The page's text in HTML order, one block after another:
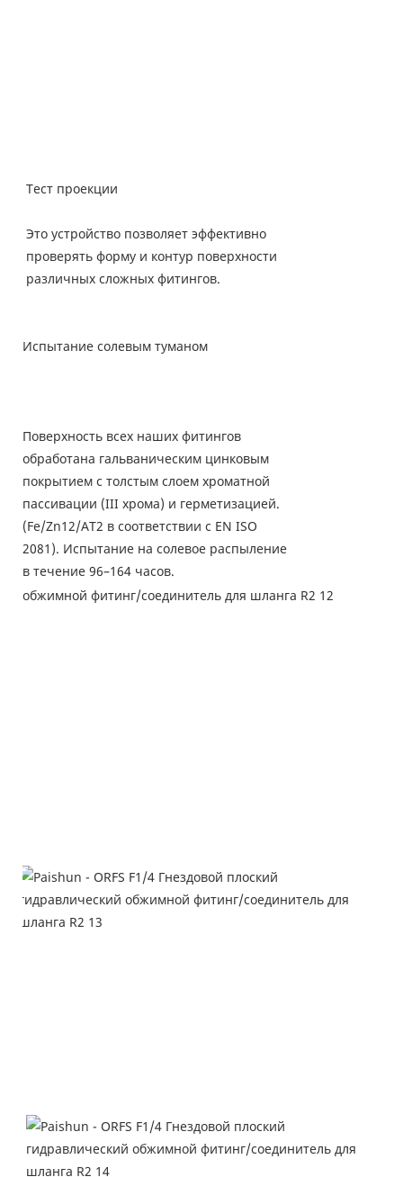
Тест проекции
Это устройство позволяет эффективно
проверять форму и контур поверхности
различных сложных фитингов.
Испытание солевым туманом
Поверхность всех наших фитингов
обработана гальваническим цинковым
покрытием с толстым слоем хроматной
пассивации (III хрома) и герметизацией.
(Fe/Zn12/AT2 в соответствии с EN ISO
2081). Испытание на солевое распыление
в течение 96–164 часов.